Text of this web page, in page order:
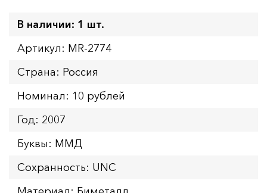
В наличии: 1 шт.
Артикул: MR-2774
Страна: Россия
Номинал: 10 рублей
Год: 2007
Буквы: ММД
Сохранность: UNC